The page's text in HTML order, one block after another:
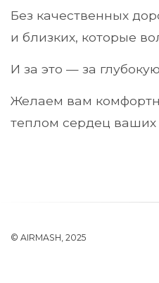
Без качественных
и близких, которые
И за это — за
Желаем вам
теплом сердец ваших
© AIRMASH, 2025